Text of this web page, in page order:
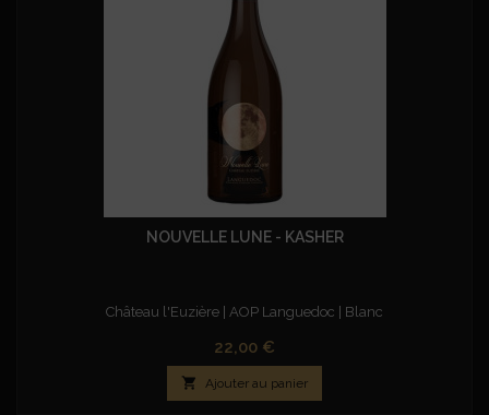
NOUVELLE LUNE - KASHER
Château l'Euzière | AOP Languedoc | Blanc
Prix
22,00 €
 Ajouter au panier